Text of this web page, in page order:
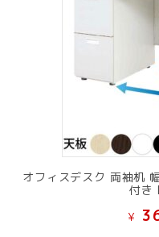
オフィスデスク 両袖机
付き
¥